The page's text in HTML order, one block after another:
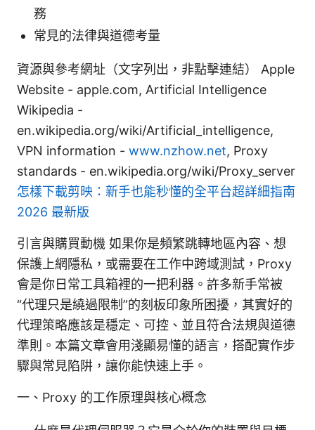
務
常見的法律與道德考量
資源與參考網址（文字列出，非點擊連結） Apple
Website - apple.com, Artificial Intelligence
Wikipedia -
en.wikipedia.org/wiki/Artificial_intelligence,
VPN information - www.nzhow.net, Proxy
standards - en.wikipedia.org/wiki/Proxy_server
怎樣下載剪映：新手也能秒懂的全平台超詳細指南
2026 最新版
引言與購買動機 如果你是頻繁跳轉地區內容、想
保護上網隱私，或需要在工作中跨域測試，Proxy
會是你日常工具箱裡的一把利器。許多新手常被
“代理只是繞過限制”的刻板印象所困擾，其實好的
代理策略應該是穩定、可控、並且符合法規與道德
準則。本篇文章會用淺顯易懂的語言，搭配實作步
驟與常見陷阱，讓你能快速上手。
一、Proxy 的工作原理與核心概念